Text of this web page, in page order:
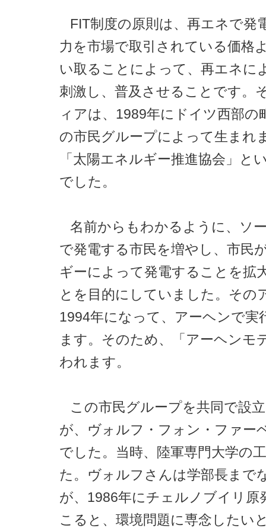
FIT制度の原則は、再エネで発
力を市場で取引されている価格
い取ることによって、再エネに
刺激し、普及させることです。
ィアは、1989年にドイツ西部の
の市民グループによって生まれ
「太陽エネルギー推進協会」と
でした。
名前からもわかるように、ソ
で発電する市民を増やし、市民
ギーによって発電することを拡
とを目的にしていました。その
1994年になって、アーヘンで実
ます。そのため、「アーヘンモ
われます。
この市民グループを共同で設
が、ヴォルフ・フォン・ファー
でした。当時、陸軍専門大学の
た。ヴォルフさんは学部長まで
が、1986年にチェルノブイリ原
こると、環境問題に専念したい